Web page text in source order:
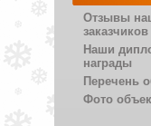
Отзывы
заказчиков
Наши
награды
Перечень
Фото